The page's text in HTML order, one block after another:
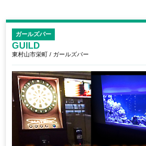
ガールズバー
GUILD
東村山市栄町 / ガールズバー